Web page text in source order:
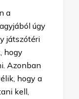
a
úgy
játszótéri
hogy
Azonban
hogy a
kell,